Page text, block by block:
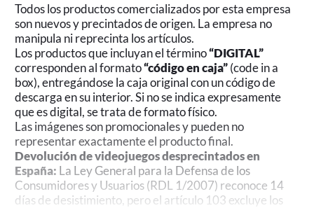
Todos los productos comercializados por esta empresa
son nuevos y precintados de origen. La empresa no
manipula ni reprecinta los artículos.
Los productos que incluyan el término“DIGITAL”
corresponden al formato“código en caja”(code in a
box), entregándose la caja original con un código de
descarga en su interior. Si no se indica expresamente
que es digital, se trata de formato físico.
Las imágenes son promocionales y pueden no
representar exactamente el producto final.
Devolución de videojuegos desprecintados en
España: La Ley General para la Defensa de los
Consumidores y Usuarios (RDL 1/2007) reconoce 14
días de desistimiento, pero el artículo 103 excluye los